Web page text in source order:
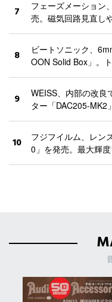
7
フェーズメーション
売。磁気回路見直し
8
ビートソニック、
OON Solid Box」。
9
WEISS、内部の改良
ター「DAC205-MK2」
10
フジフイルム、レン
0」を発売。最大輝